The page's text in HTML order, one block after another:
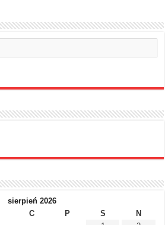
sierpień 2026
C P S
N